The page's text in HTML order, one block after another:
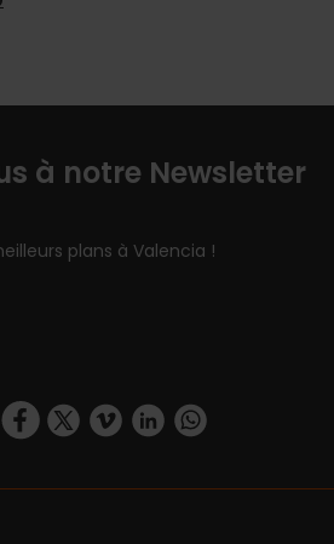
à notre Newsletter
plans à Valencia !
visit_valencia/
www.youtube.com/user/
https://www.facebook.com/
https://twitter.com/
https://vimeo.com/
https://www.linkedin.com/company/turismo-valencia/https://api.whatsapp.com/send/